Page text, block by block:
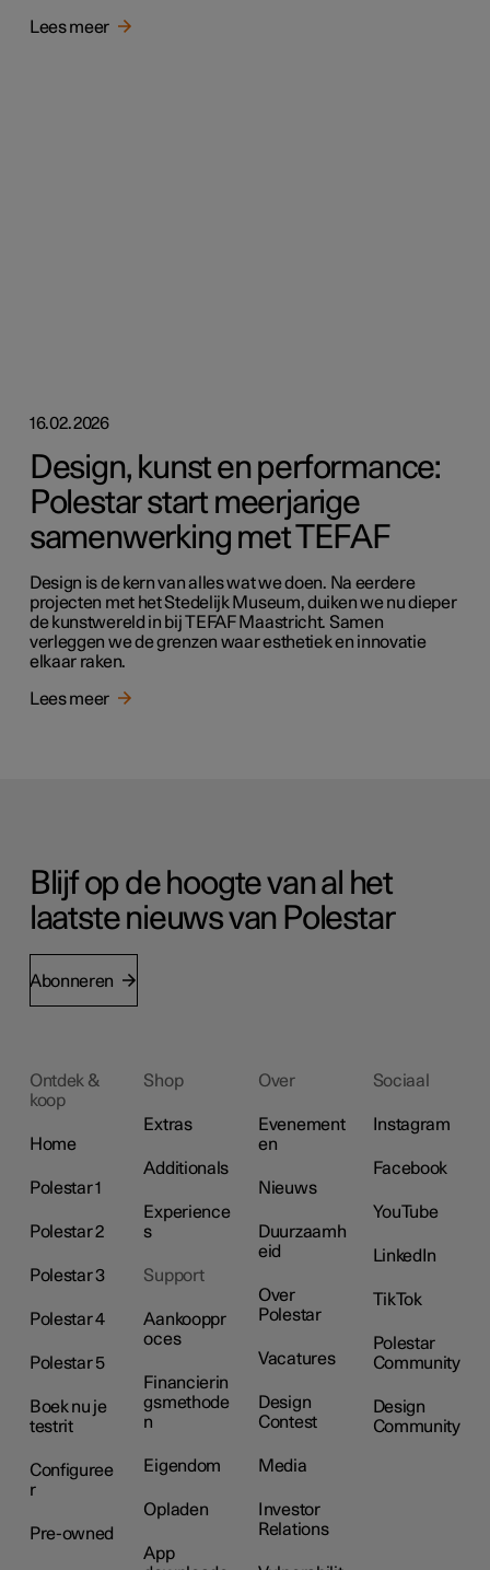
Lees meer
16.02.2026
Design, kunst en performance:
Polestar start meerjarige
samenwerking met TEFAF
Design is de kern van alles wat we doen. Na eerdere
projecten met het Stedelijk Museum, duiken we nu dieper
de kunstwereld in bij TEFAF Maastricht. Samen
verleggen we de grenzen waar esthetiek en innovatie
elkaar raken.
Lees meer
Blijf op de hoogte van al het
laatste nieuws van Polestar
Abonneren
Ontdek &
koop
Home
Polestar 1
Polestar 2
Polestar 3
Polestar 4
Polestar 5
Boek nu je
testrit
Configuree
r
Pre-owned
Shop
Extras
Additionals
Experience
s
Support
Aankooppr
oces
Financierin
gsmethode
n
Eigendom
Opladen
App
Over
Evenement
en
Nieuws
Duurzaamh
eid
Over
Polestar
Vacatures
Design
Contest
Media
Investor
Relations
Sociaal
Instagram
Facebook
YouTube
LinkedIn
TikTok
Polestar
Community
Design
Community